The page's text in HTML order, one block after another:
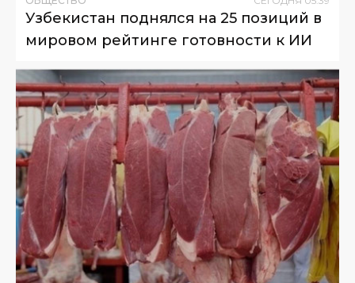
Узбекистан поднялся на 25 позиций в
мировом рейтинге готовности к ИИ